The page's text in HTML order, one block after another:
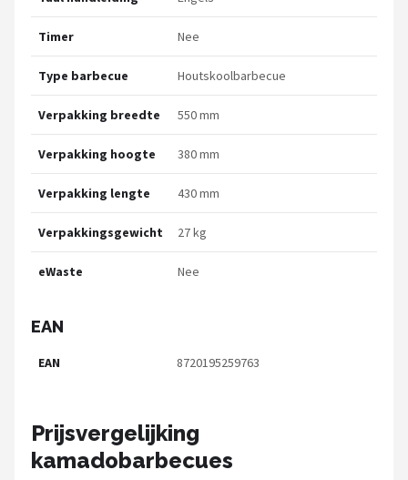
Timer Nee
Type barbecue Houtskoolbarbecue
Verpakking breedte 550 mm
Verpakking hoogte 380 mm
Verpakking lengte 430 mm
Verpakkingsgewicht 27 kg
eWaste Nee
EAN
EAN 8720195259763
Prijsvergelijking
kamadobarbecues